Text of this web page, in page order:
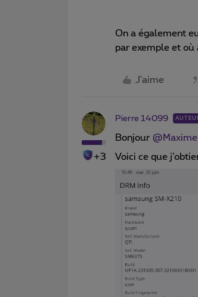
On a également
par exemple et
J'aime
+3
Pierre 14099
Bonjour
Voici ce que